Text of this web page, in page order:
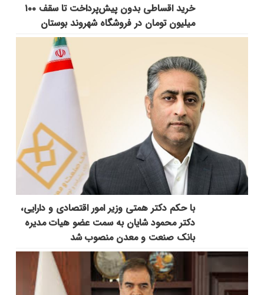
خرید اقساطی بدون پیش‌پرداخت تا سقف ۱۰۰
میلیون تومان در فروشگاه شهروند بوستان
با حکم دکتر همتی وزیر امور اقتصادی و دارایی،
دکتر محمود شایان به سمت عضو هیات مدیره
بانک صنعت و معدن منصوب شد